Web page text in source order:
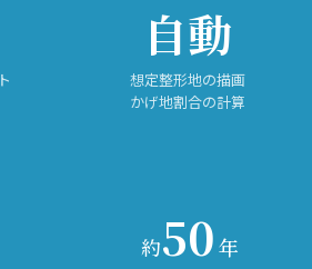
自動
想定整形地の描画
かげ地割合の計算
約50 年